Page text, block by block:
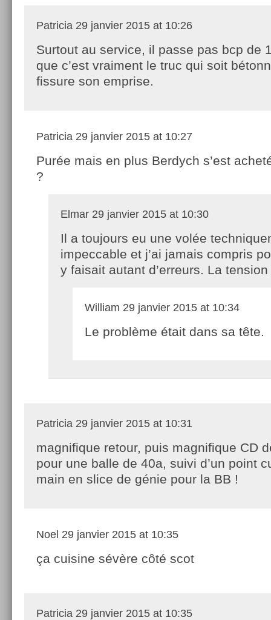
Patricia 29 janvier 2015 at 10:26
Surtout au service, il passe pas bcp de
que c’est vraiment le truc qui soit
fissure son emprise.
Patricia 29 janvier 2015 at 10:27
Purée mais en plus Berdych s’est
?
Elmar 29 janvier 2015 at 10:30
Il a toujours eu une volée
impeccable et j’ai jamais compris
y faisait autant d’erreurs. La
William 29 janvier 2015 at 10:34
Le problème était dans sa tête.
Patricia 29 janvier 2015 at 10:31
magnifique retour, puis magnifique CD
pour une balle de 40a, suivi d’un point
main en slice de génie pour la BB !
Noel 29 janvier 2015 at 10:35
ça cuisine sévère côté scot
Patricia 29 janvier 2015 at 10:35